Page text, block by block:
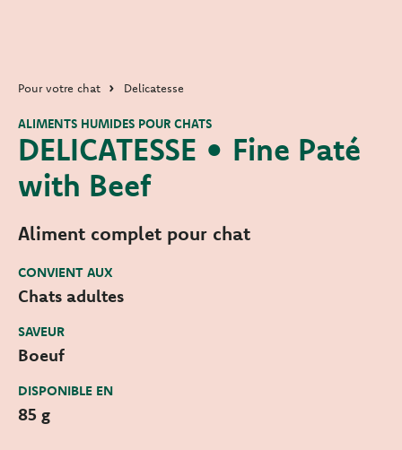
Pour votre chat Delicatesse
DELICATESSE • Fine Paté
with Beef
ALIMENTS HUMIDES POUR CHATS
Aliment complet pour chat
CONVIENT AUX
Chats adultes
SAVEUR
Boeuf
DISPONIBLE EN
85 g